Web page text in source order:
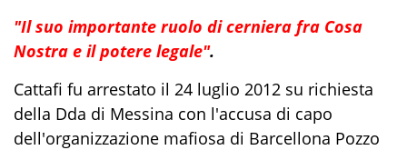
"Il suo importante ruolo di cerniera fra Cosa
Nostra e il potere legale".
Cattafi fu arrestato il 24 luglio 2012 su richiesta
della Dda di Messina con l'accusa di capo
dell'organizzazione mafiosa di Barcellona Pozzo